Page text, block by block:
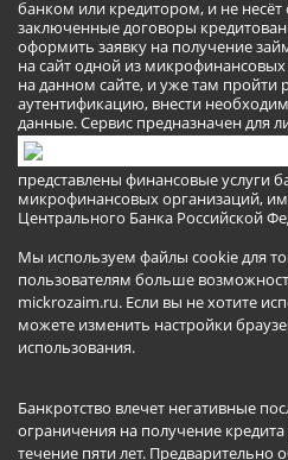
банком или кредитором, и не несёт
заключенные договоры
оформить заявку на получение
на сайт одной из
на данном сайте, и уже там пройти
аутентификацию, внести
данные. Сервис предназначен для
представлены финансовые услуги
микрофинансовых организаций,
Центрального Банка Российской
Мы используем файлы cookie для
пользователям больше
mickrozaim.ru. Если вы не хотите
можете изменить настройки
использования.
Банкротство влечет негативные
ограничения на получение
течение пяти лет. Предварительно